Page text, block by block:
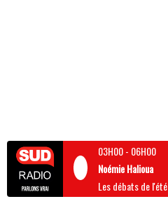
03H00- 06H00
Noémie Halioua
Les débats de l'été